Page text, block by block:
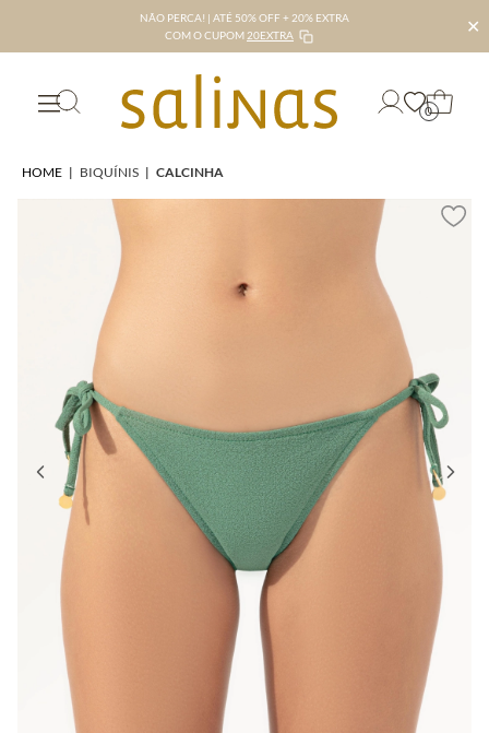
NÃO PERCA! | ATÉ 50% OFF + 20% EXTRA
COM O CUPOM 20EXTRA ✕
0
HOME | BIQUÍNIS | CALCINHA